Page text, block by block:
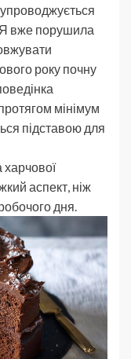
вже порушила
року почну
мінімум
підставою для
аспект, ніж
дня.